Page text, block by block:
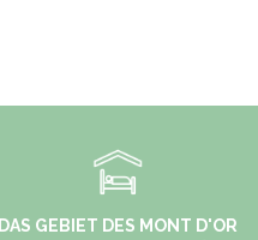
DAS GEBIET DES MONT D'OR